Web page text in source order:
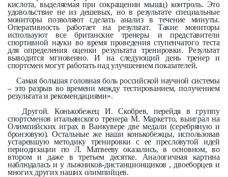
кислота, выделяемая при сокращении мышц) контроль. Это
удовольствие не из дешевых, но в результате специальные
мониторы позволяют сделать анализ в течение минуты.
Оперативность работает на результат. Такие мониторы
используют все британские тренеры и представители
спортивной науки во время проведения ступенчатого теста
для определения оценки результата тренировки. Результат
выводится мгновенно. И на следующий день тренер и
спортсмен могут работать над улучшением показателей.
Самая большая головная боль российской научной системы
– это разрыв во времени между тестированием, получением
результата и рекомендациями».
Другой. Конькобежец И. Скобрев, перейдя в группу
спортсменов итальянского тренера М. Маркетто, выиграл на
Олимпийских играх в Ванкувере две медали (серебряную и
бронзовую). Остальные же наши конькобежцы, использовав
устаревшую методику тренировки с ее пресловутой идей
периодизации по Л. Матвееву оказались, в основном, во
втором и даже в третьем десятке. Аналогичная картина
наблюдалась и у лыжников-дистанционщиков , двоеборцев и
многих других наших олимпийцев.